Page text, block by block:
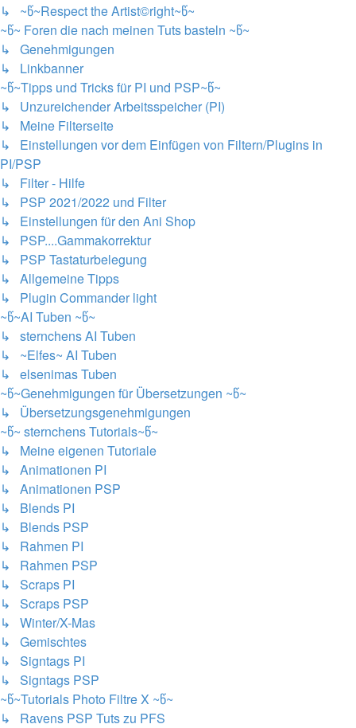
↳ ~წ~Respect the Artist©right~წ~
~წ~ Foren die nach meinen Tuts basteln ~წ~
↳ Genehmigungen
↳ Linkbanner
~წ~Tipps und Tricks für PI und PSP~წ~
↳ Unzureichender Arbeitsspeicher (PI)
↳ Meine Filterseite
↳ Einstellungen vor dem Einfügen von Filtern/Plugins in
PI/PSP
↳ Filter - Hilfe
↳ PSP 2021/2022 und Filter
↳ Einstellungen für den Ani Shop
↳ PSP....Gammakorrektur
↳ PSP Tastaturbelegung
↳ Allgemeine Tipps
↳ Plugin Commander light
~წ~AI Tuben ~წ~
↳ sternchens AI Tuben
↳ ~Elfes~ AI Tuben
↳ elsenimas Tuben
~წ~Genehmigungen für Übersetzungen ~წ~
↳ Übersetzungsgenehmigungen
~წ~ sternchens Tutorials~წ~
↳ Meine eigenen Tutoriale
↳ Animationen PI
↳ Animationen PSP
↳ Blends PI
↳ Blends PSP
↳ Rahmen PI
↳ Rahmen PSP
↳ Scraps PI
↳ Scraps PSP
↳ Winter/X-Mas
↳ Gemischtes
↳ Signtags PI
↳ Signtags PSP
~წ~Tutorials Photo Filtre X ~წ~
↳ Ravens PSP Tuts zu PFS